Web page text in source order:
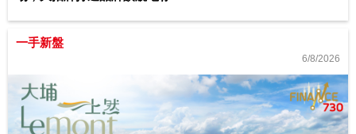
一手新盤
6/8/2026